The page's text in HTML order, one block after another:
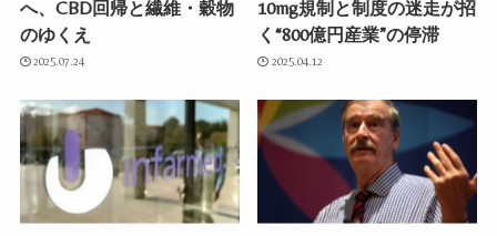
へ、CBD回帰と繊維・穀物
のゆくえ
2025.07.24
10mg規制と制度の迷走が招
く“800億円産業”の停滞
2025.04.12